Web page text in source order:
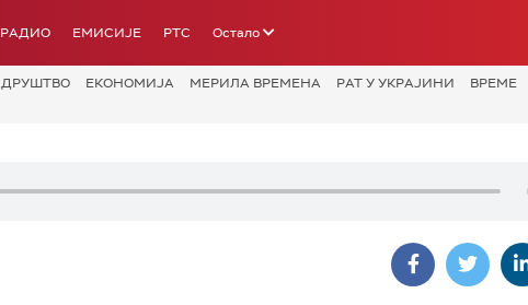
РАДИО ЕМИСИЈЕ РТС Остало
ДРУШТВО ЕКОНОМИЈА МЕРИЛА ВРЕМЕНА РАТ У УКРАЈИНИ ВРЕМЕ